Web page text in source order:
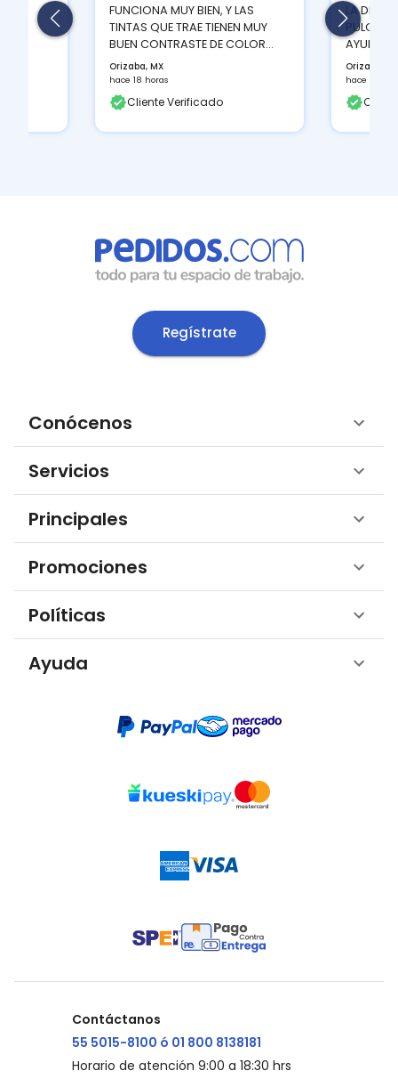
FUNCIONA MUY BIEN, Y LAS
TINTAS QUE TRAE TIENEN MUY
BUEN CONTRASTE DE COLOR...
Orizaba, MX
hace 18 horas
Cliente Verificado
LA
AYUDA A
Orizaba,
hace 18
Regístrate
Conócenos
Servicios
Principales
Promociones
Políticas
Ayuda
Contáctanos
55 5015-8100 ó 01 800 8138181
Horario de atención 9:00 a 18:30 hrs